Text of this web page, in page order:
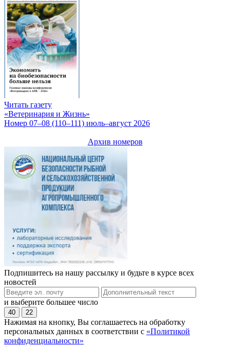
Читать газету
«Ветеринария и Жизнь»
Номер 07–08 (110–111) июль–август 2026
Архив номеров
Подпишитесь на нашу рассылку и будьте в курсе всех
новостей
и выберите большее число
40 22
Нажимая на кнопку, Вы соглашаетесь на обработку
персональных данных в соответствии с «Политикой
конфиденциальности»